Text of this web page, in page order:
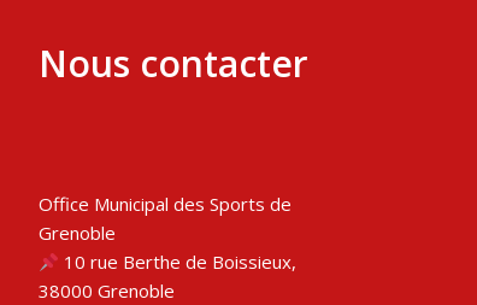
Nous contacter
Office Municipal des Sports de
Grenoble
10 rue Berthe de Boissieux,
38000 Grenoble